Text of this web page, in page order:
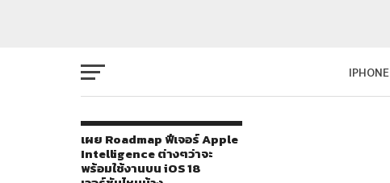
IPHONE
เผย Roadmap ฟีเจอร์ Apple
Intelligence ต่างๆว่าจะ
พร้อมใช้งานบน iOS 18